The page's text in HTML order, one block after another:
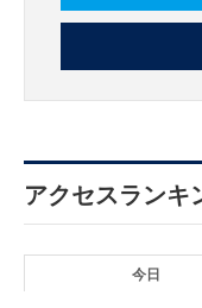
アクセスランキ
今日